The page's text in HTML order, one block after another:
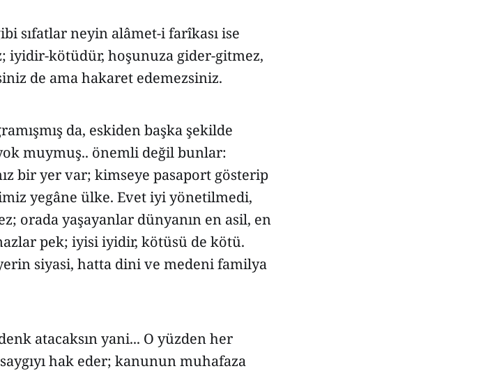
sıfatlar neyin alâmet-i farîkası ise
iyidir-kötüdür, hoşunuza gider-gitmez,
de ama hakaret edemezsiniz.
da, eskiden başka şekilde
muymuş.. önemli değil bunlar:
bir yer var; kimseye pasaport gösterip
yegâne ülke. Evet iyi yönetilmedi,
orada yaşayanlar dünyanın en asil, en
pek; iyisi iyidir, kötüsü de kötü.
siyasi, hatta dini ve medeni familya
atacaksın yani... O yüzden her
hak eder; kanunun muhafaza